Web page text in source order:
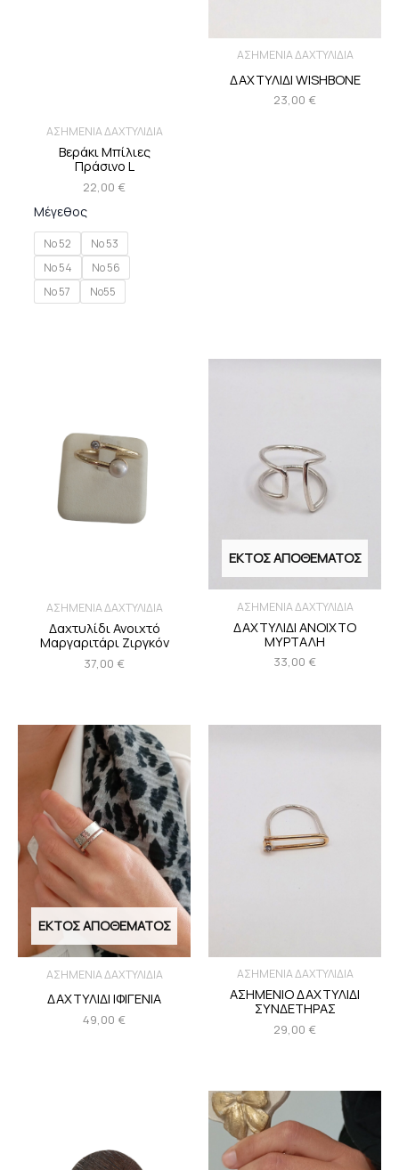
ΑΣΗΜΕΝΙΑ ΔΑΧΤΥΛΙΔΙΑ
Βεράκι Μπίλιες
Πράσινο L
22,00 €
Μέγεθος
Νο 52
Νο 53
Νο 54
Νο 56
Νο 57
Νο55
ΑΣΗΜΕΝΙΑ ΔΑΧΤΥΛΙΔΙΑ
ΔΑΧΤΥΛΙΔΙ WISHBONE
23,00 €
ΑΣΗΜΕΝΙΑ ΔΑΧΤΥΛΙΔΙΑ
Δαχτυλίδι Ανοιχτό
Μαργαριτάρι Ζιργκόν
37,00 €
ΕΚΤΌΣ ΑΠΟΘΈΜΑΤΟΣ
ΑΣΗΜΕΝΙΑ ΔΑΧΤΥΛΙΔΙΑ
ΔΑΧΤΥΛΙΔΙ ΑΝΟΙΧΤΟ
ΜΥΡΤΑΛΗ
33,00 €
ΕΚΤΌΣ ΑΠΟΘΈΜΑΤΟΣ
ΑΣΗΜΕΝΙΑ ΔΑΧΤΥΛΙΔΙΑ
ΔΑΧΤΥΛΙΔΙ ΙΦΙΓΕΝΙΑ
49,00 €
ΑΣΗΜΕΝΙΑ ΔΑΧΤΥΛΙΔΙΑ
ΑΣΗΜΕΝΙΟ ΔΑΧΤΥΛΙΔΙ
ΣΥΝΔΕΤΗΡΑΣ
29,00 €